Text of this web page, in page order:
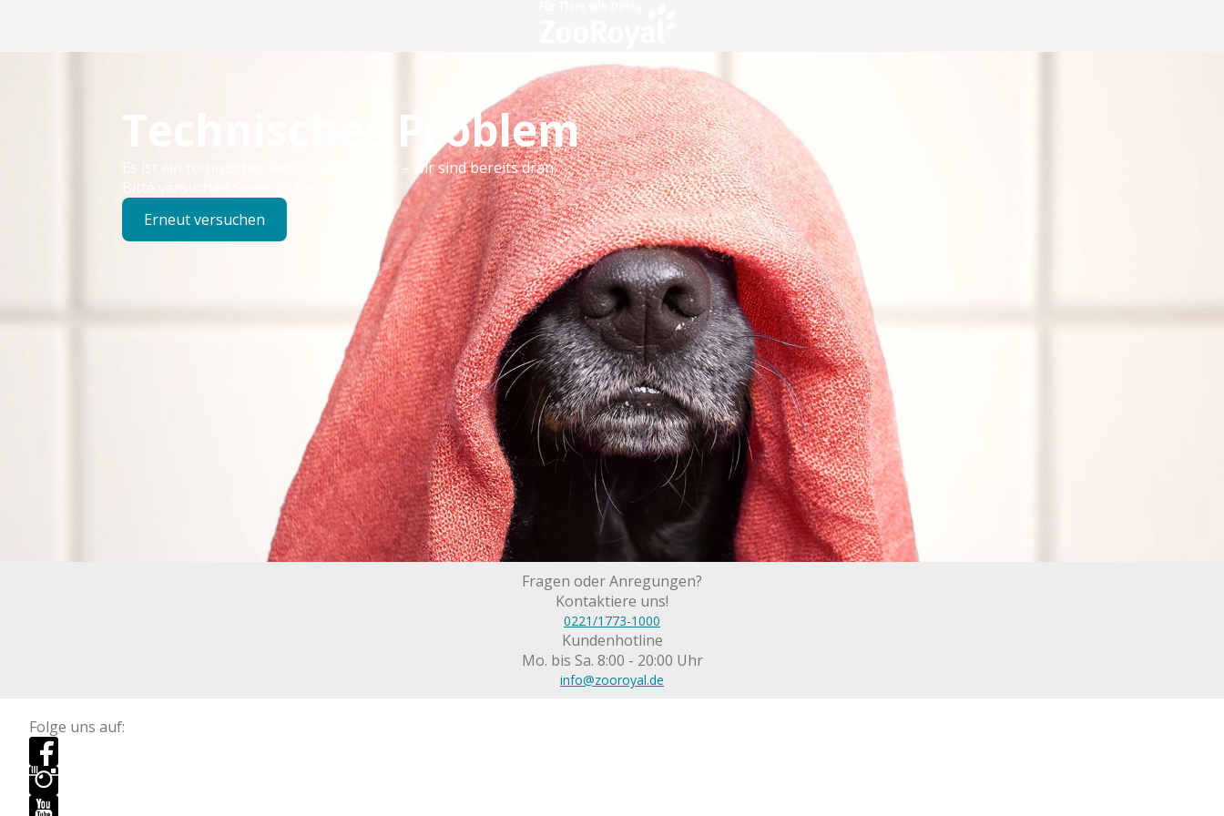
Technisches Problem
Es ist ein technischer Fehler aufgetreten – wir sind bereits dran.
Bitte versuchen Sie es später erneut.
Erneut versuchen
Fragen oder Anregungen?
Kontaktiere uns!
0221/1773-1000
Kundenhotline
Mo. bis Sa. 8:00 - 20:00 Uhr
info@zooroyal.de
Folge uns auf: